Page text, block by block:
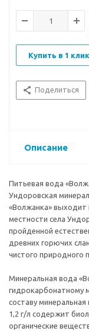
химическому
активные
комплекса
минеральных вод
природные
наименованием
Купить в 1 клик
Поделиться
Описание
Питьевая вода
Ундоровская
«Волжанка» выходит
местности села
пройденной
древних горючих
чистого природного
Минеральная вода
гидрокарбонатному
составу
1,2 г/л содержит
органические